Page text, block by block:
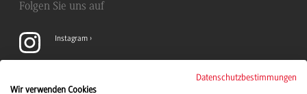
Folgen Sie uns auf
Instagram
Datenschutzbestimmungen
Wir verwenden Cookies